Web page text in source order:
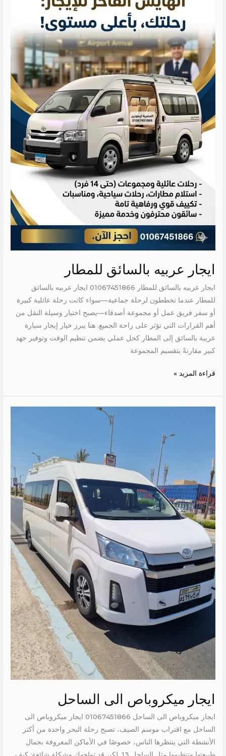
ايجار عربيه بالسائق للمطار
ايجار عربيه بالسائق للمطار 01067451866 ايجار عربيه بالسائق
للمطار عندما تخططون لرحلة جماعية—سواء كانت رحلة عائلية كبيرة
أو سفر فريق عمل أو مجموعة أصدقاء—يصبح اختيار وسيلة النقل من
أهم القرارات التي تؤثر على راحة الجميع. هنا يبرز خيار إيجار سيارة
عربية بالسائق إلى المطار كحل عملي يضمن تنظيم الوقت وتوفير جهد
كبير مقارنةً بتقسيم المجموعة
قراءة المزيد »
ايجار ميكروباص الى الساحل
ايجار ميكروباص الى الساحل 01067451866 ايجار ميكروباص الى
الساحل مع اقتراب موسم الصيف، تصبح رحلة البحر واحدة من أكثر
الأنشطة التي ينتظرها الناس، خصوصًا في الأماكن المعروفة بجمال